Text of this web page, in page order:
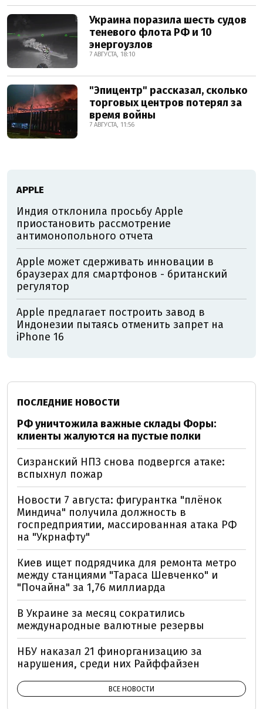
Украина поразила шесть судов
теневого флота РФ и 10
энергоузлов
7 АВГУСТА, 18:10
"Эпицентр" рассказал, сколько
торговых центров потерял за
время войны
7 АВГУСТА, 11:56
АPPLE
Индия отклонила просьбу Apple
приостановить рассмотрение
антимонопольного отчета
Apple может сдерживать инновации в
браузерах для смартфонов - британский
регулятор
Apple предлагает построить завод в
Индонезии пытаясь отменить запрет на
iPhone 16
ПОСЛЕДНИЕ НОВОСТИ
РФ уничтожила важные склады Форы:
клиенты жалуются на пустые полки
Сизранский НПЗ снова подвергся атаке:
вспыхнул пожар
Новости 7 августа: фигурантка "плёнок
Миндича" получила должность в
госпредприятии, массированная атака РФ
на "Укрнафту"
Киев ищет подрядчика для ремонта метро
между станциями "Тараса Шевченко" и
"Почайна" за 1,76 миллиарда
В Украине за месяц сократились
международные валютные резервы
НБУ наказал 21 финорганизацию за
нарушения, среди них Райффайзен
ВСЕ НОВОСТИ